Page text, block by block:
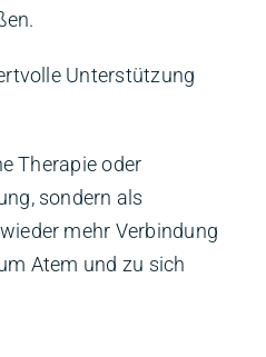
Unterstützung
Therapie oder
sondern als
mehr Verbindung
Atem und zu sich